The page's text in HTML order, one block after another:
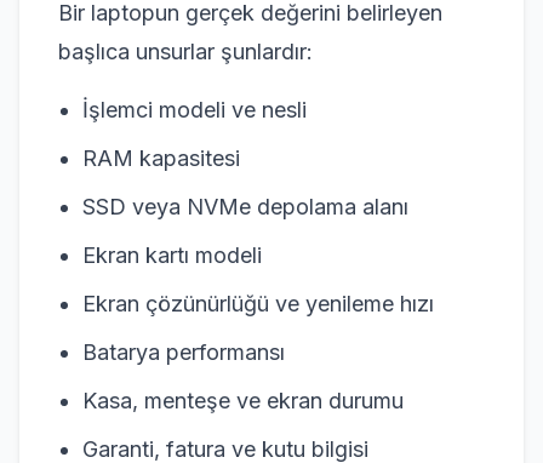
Bir laptopun gerçek değerini belirleyen
başlıca unsurlar şunlardır:
İşlemci modeli ve nesli
RAM kapasitesi
SSD veya NVMe depolama alanı
Ekran kartı modeli
Ekran çözünürlüğü ve yenileme hızı
Batarya performansı
Kasa, menteşe ve ekran durumu
Garanti, fatura ve kutu bilgisi